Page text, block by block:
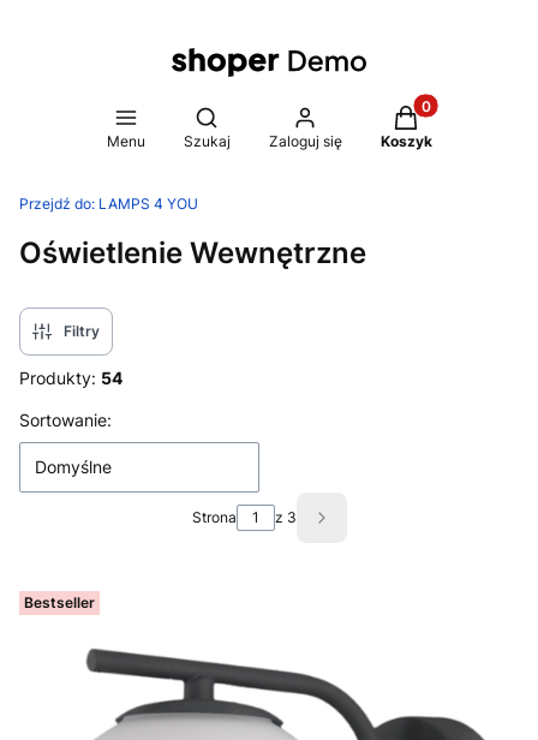
Menu
Otwórz wyszukiwarkę
Szukaj Zaloguj się
Produkty w
Koszyk
Przejdź do: LAMPS 4 YOU
Oświetlenie Wewnętrzne
Filtry
Produkty: 54
Lista produktów
Sortowanie:
Domyślne
Strona z 3 Następne produkty
Bestseller